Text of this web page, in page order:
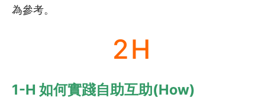
為參考。
2H
1-H 如何實踐自助互助(How)